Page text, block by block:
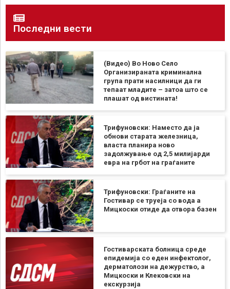
Последни вести
(Видео) Во Ново Село
Организираната криминална
група прати насилници да ги
тепаат младите – затоа што се
плашат од вистината!
Трифуновски: Наместо да ја
обнови старата железница,
власта планира ново
задолжување од 2,5 милијарди
евра на грбот на граѓаните
Трифуновски: Граѓаните на
Гостивар се труеја со вода а
Мицкоски отиде да отвора базен
Гостиварската болница среде
епидемија со еден инфектолог,
дерматолози на дежурство, а
Мицкоски и Клековски на
екскурзија